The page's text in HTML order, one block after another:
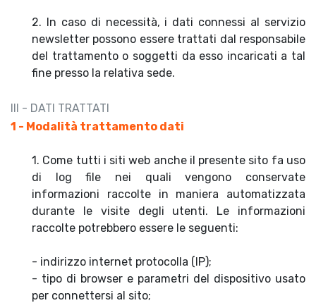
2. In caso di necessità, i dati connessi al servizio
newsletter possono essere trattati dal responsabile
del trattamento o soggetti da esso incaricati a tal
fine presso la relativa sede.
III - DATI TRATTATI
1 - Modalità trattamento dati
1. Come tutti i siti web anche il presente sito fa uso
di log file nei quali vengono conservate
informazioni raccolte in maniera automatizzata
durante le visite degli utenti. Le informazioni
raccolte potrebbero essere le seguenti:
- indirizzo internet protocolla (IP);
- tipo di browser e parametri del dispositivo usato
per connettersi al sito;